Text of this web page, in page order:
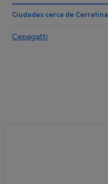
Ciudades cerca de Cerratina
Cepagatti